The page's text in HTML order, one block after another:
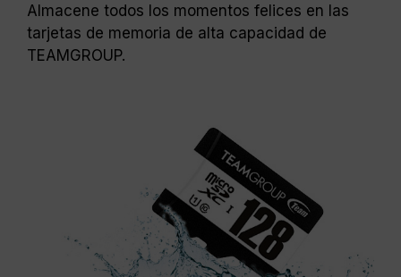
Almacene todos los momentos felices en las
tarjetas de memoria de alta capacidad de
TEAMGROUP.